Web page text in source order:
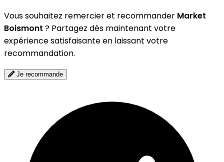
Vous souhaitez remercier et recommander Market
Boismont ? Partagez dès maintenant votre
expérience satisfaisante en laissant votre
recommandation.
Je recommande